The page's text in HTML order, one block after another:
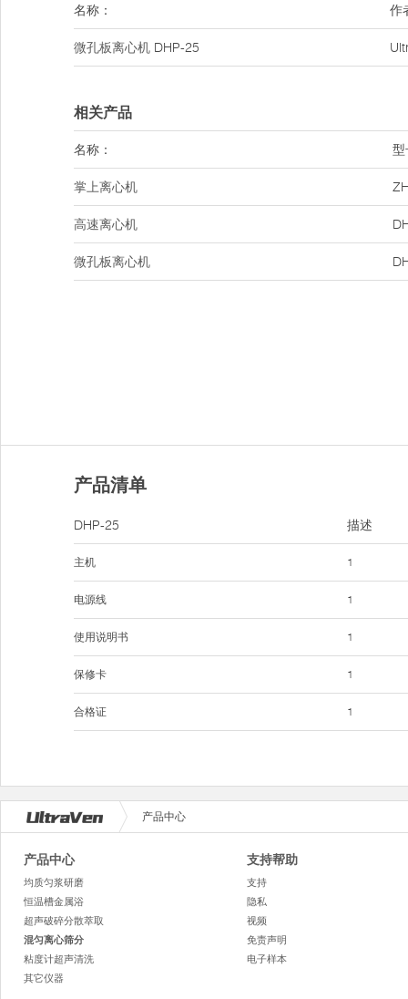
名称： 作
微孔板离心机 DHP-25
相关产品
名称： 型
掌上离心机
高速离心机
微孔板离心机
产品清单
DHP-25
主机
电源线
使用说明书
保修卡
合格证
描述
1
1
1
1
1
产品中心
产品中心
均质匀浆研磨
恒温槽金属浴
超声破碎分散萃取
混匀离心筛分
粘度计超声清洗
其它仪器
支持帮助
支持
隐私
视频
免责声明
电子样本